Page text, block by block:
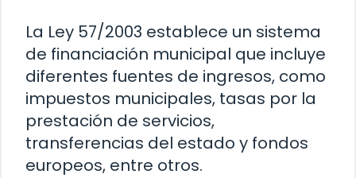
La Ley 57/2003 establece un sistema
de financiación municipal que incluye
diferentes fuentes de ingresos, como
impuestos municipales, tasas por la
prestación de servicios,
transferencias del estado y fondos
europeos, entre otros.